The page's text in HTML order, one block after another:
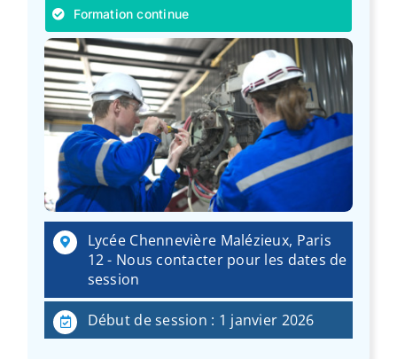
Formation continue
Lycée Chennevière Malézieux, Paris
12 - Nous contacter pour les dates de
session
Début de session : 1 janvier 2026